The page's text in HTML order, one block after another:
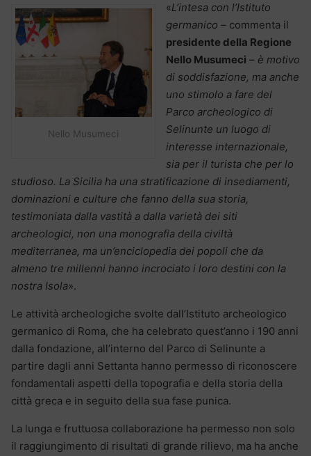
Nello Musumeci
«L’intesa con l’Istituto
germanico – commenta il
presidente della Regione
Nello Musumeci – è motivo
di soddisfazione, ma anche
uno stimolo a fare del
Parco archeologico di
Selinunte un luogo di
interesse internazionale,
sia per il turista che per lo
studioso. La Sicilia ha una stratificazione di insediamenti,
dominazioni e culture che fanno della sua storia,
testimoniata dalla vastità a dalla varietà dei siti
archeologici, non una monografia della civiltà
mediterranea, ma un’enciclopedia dei popoli che da
almeno tre millenni hanno incrociato i loro destini con la
nostra Isola».
Le attività archeologiche svolte dall’Istituto archeologico
germanico di Roma, che ha celebrato quest’anno i 190 anni
dalla fondazione, all’interno del Parco di Selinunte a
partire dagli anni Settanta hanno permesso di riconoscere
fondamentali aspetti della topografia e della storia della
città greca e in seguito della sua fase punica.
La lunga e fruttuosa collaborazione ha permesso non solo
il raggiungimento di risultati di grande rilievo, ma ha anche